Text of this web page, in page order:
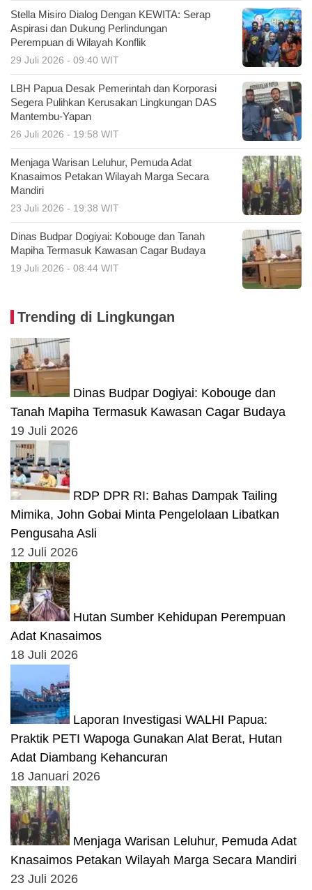
Stella Misiro Dialog Dengan KEWITA: Serap
Aspirasi dan Dukung Perlindungan
Perempuan di Wilayah Konflik
29 Juli 2026 - 09:40 WIT
LBH Papua Desak Pemerintah dan Korporasi
Segera Pulihkan Kerusakan Lingkungan DAS
Mantembu-Yapan
26 Juli 2026 - 19:58 WIT
Menjaga Warisan Leluhur, Pemuda Adat
Knasaimos Petakan Wilayah Marga Secara
Mandiri
23 Juli 2026 - 19:38 WIT
Dinas Budpar Dogiyai: Kobouge dan Tanah
Mapiha Termasuk Kawasan Cagar Budaya
19 Juli 2026 - 08:44 WIT
Trending di Lingkungan
Dinas Budpar Dogiyai: Kobouge dan
Tanah Mapiha Termasuk Kawasan Cagar Budaya
19 Juli 2026
RDP DPR RI: Bahas Dampak Tailing
Mimika, John Gobai Minta Pengelolaan Libatkan
Pengusaha Asli
12 Juli 2026
Hutan Sumber Kehidupan Perempuan
Adat Knasaimos
18 Juli 2026
Laporan Investigasi WALHI Papua:
Praktik PETI Wapoga Gunakan Alat Berat, Hutan
Adat Diambang Kehancuran
18 Januari 2026
Menjaga Warisan Leluhur, Pemuda Adat
Knasaimos Petakan Wilayah Marga Secara Mandiri
23 Juli 2026